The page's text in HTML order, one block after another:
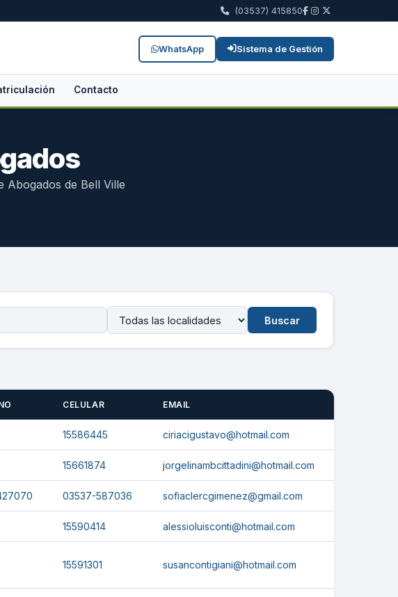
(03537) 415850
WhatsApp Sistema de Gestión
Contacto
Abogados de Bell Ville
Buscar
CELULAR EMAIL
15586445 ciriacigustavo@hotmail.com
15661874 jorgelinambcittadini@hotmail.com
03537-587036 sofiaclercgimenez@gmail.com
15590414 alessioluisconti@hotmail.com
15591301 susancontigiani@hotmail.com